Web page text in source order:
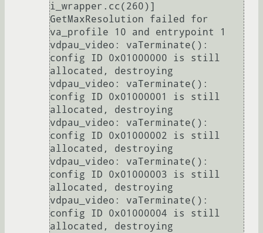
i_wrapper.cc(260)]
GetMaxResolution failed for
va_profile 10 and entrypoint 1
vdpau_video: vaTerminate():
config ID 0x01000000 is still
allocated, destroying
vdpau_video: vaTerminate():
config ID 0x01000001 is still
allocated, destroying
vdpau_video: vaTerminate():
config ID 0x01000002 is still
allocated, destroying
vdpau_video: vaTerminate():
config ID 0x01000003 is still
allocated, destroying
vdpau_video: vaTerminate():
config ID 0x01000004 is still
allocated, destroying